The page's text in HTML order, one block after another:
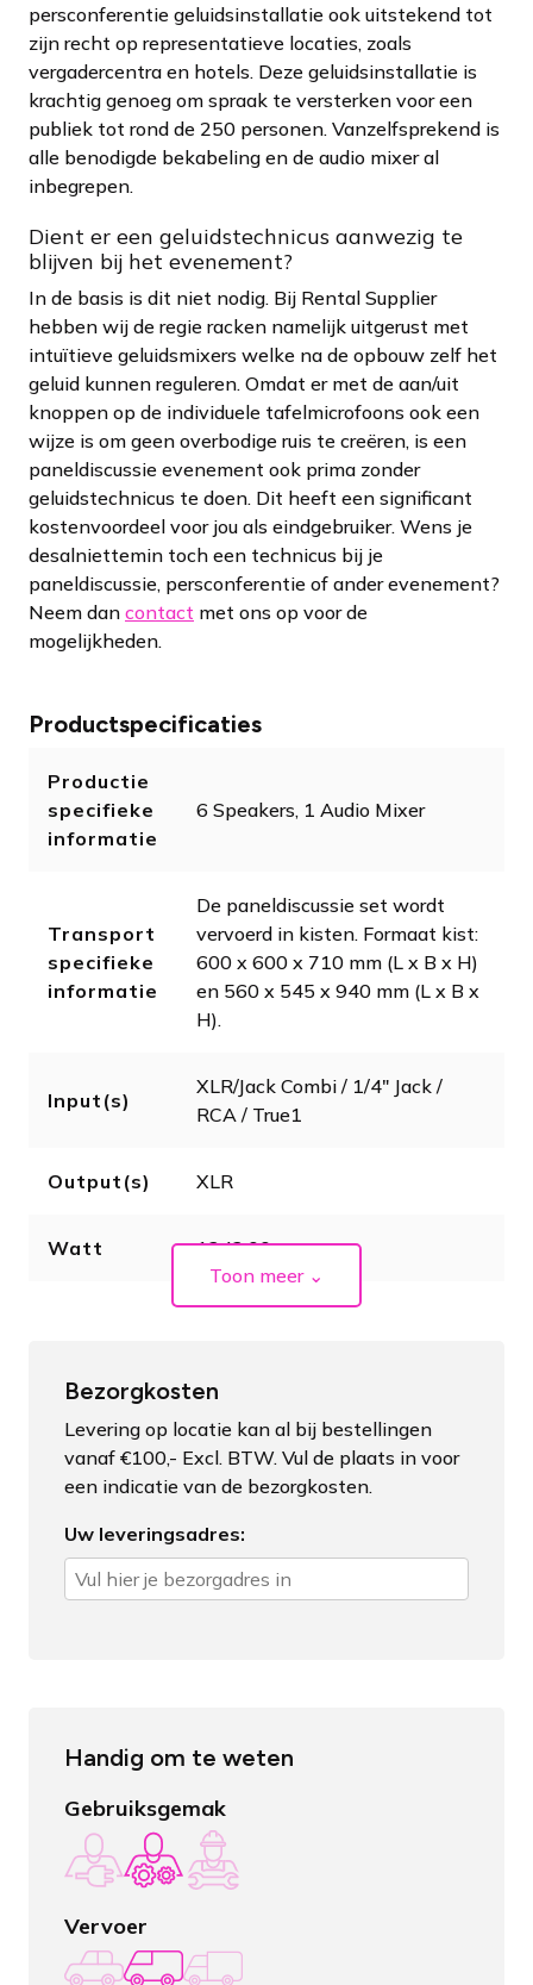
persconferentie geluidsinstallatie ook uitstekend tot
zijn recht op representatieve locaties, zoals
vergadercentra en hotels. Deze geluidsinstallatie is
krachtig genoeg om spraak te versterken voor een
publiek tot rond de 250 personen. Vanzelfsprekend is
alle benodigde bekabeling en de audio mixer al
inbegrepen.
Dient er een geluidstechnicus aanwezig te
blijven bij het evenement?
In de basis is dit niet nodig. Bij Rental Supplier
hebben wij de regie racken namelijk uitgerust met
intuïtieve geluidsmixers welke na de opbouw zelf het
geluid kunnen reguleren. Omdat er met de aan/uit
knoppen op de individuele tafelmicrofoons ook een
wijze is om geen overbodige ruis te creëren, is een
paneldiscussie evenement ook prima zonder
geluidstechnicus te doen. Dit heeft een significant
kostenvoordeel voor jou als eindgebruiker. Wens je
desalniettemin toch een technicus bij je
paneldiscussie, persconferentie of ander evenement?
Neem dan contact met ons op voor de
mogelijkheden.
Productspecificaties
Productie
specifieke
informatie
6 Speakers, 1 Audio Mixer
Transport
specifieke
informatie
De paneldiscussie set wordt
vervoerd in kisten. Formaat kist:
600 x 600 x 710 mm (L x B x H)
en 560 x 545 x 940 mm (L x B x
H).
Input(s)
XLR/Jack Combi / 1/4" Jack /
RCA / True1
Output(s) XLR
Watt
1242.00
Toon meer ⌄
Bezorgkosten
Levering op locatie kan al bij bestellingen
vanaf €100,- Excl. BTW. Vul de plaats in voor
een indicatie van de bezorgkosten.
Uw leveringsadres:
Handig om te weten
Gebruiksgemak
Vervoer